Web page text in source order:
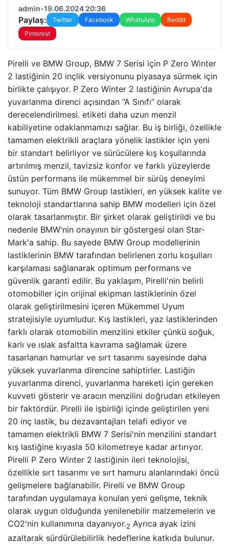
admin•19.06.2024 20:36
Paylaş: Twitter Facebook WhatsApp
Reddit
Pinterest
Pirelli ve BMW Group, BMW 7 Serisi için P Zero Winter
2 lastiğinin 20 inçlik versiyonunu piyasaya sürmek için
birlikte çalışıyor. P Zero Winter 2 lastiğinin Avrupa'da
yuvarlanma direnci açısından “A Sınıfı” olarak
derecelendirilmesi. etiketi daha uzun menzil
kabiliyetine odaklanmamızı sağlar. Bu iş birliği, özellikle
tamamen elektrikli araçlara yönelik lastikler için yeni
bir standart belirliyor ve sürücülere kış koşullarında
artırılmış menzil, tavizsiz konfor ve farklı yüzeylerde
üstün performans ile mükemmel bir sürüş deneyimi
sunuyor. Tüm BMW Group lastikleri, en yüksek kalite ve
teknoloji standartlarına sahip BMW modelleri için özel
olarak tasarlanmıştır. Bir şirket olarak geliştirildi ve bu
nedenle BMW'nin onayının bir göstergesi olan Star-
Mark'a sahip. Bu sayede BMW Group modellerinin
lastiklerinin BMW tarafından belirlenen zorlu koşulları
karşılaması sağlanarak optimum performans ve
güvenlik garanti edilir. Bu yaklaşım, Pirelli'nin belirli
otomobiller için orijinal ekipman lastiklerinin özel
olarak geliştirilmesini içeren Mükemmel Uyum
stratejisiyle uyumludur. Kış lastikleri, yaz lastiklerinden
farklı olarak otomobilin menzilini etkiler çünkü soğuk,
karlı ve ıslak asfaltta kavrama sağlamak üzere
tasarlanan hamurlar ve sırt tasarımı sayesinde daha
yüksek yuvarlanma direncine sahiptirler. Lastiğin
yuvarlanma direnci, yuvarlanma hareketi için gereken
kuvveti gösterir ve aracın menzilini doğrudan etkileyen
bir faktördür. Pirelli ile işbirliği içinde geliştirilen yeni
20 inç lastik, bu dezavantajları telafi ediyor ve
tamamen elektrikli BMW 7 Serisi'nin menzilini standart
kış lastiğine kıyasla 50 kilometreye kadar artırıyor.
Pirelli P Zero Winter 2 lastiğinin ileri teknolojisi,
özellikle sırt tasarımı ve sırt hamuru alanlarındaki öncü
gelişmelere bağlanabilir. Pirelli ve BMW Group
tarafından uygulamaya konulan yeni gelişme, teknik
olarak uygun olduğunda yenilenebilir malzemelerin ve
CO2'nin kullanımına dayanıyor.2 Ayrıca ayak izini
azaltarak sürdürülebilirlik hedeflerine katkıda bulunur.